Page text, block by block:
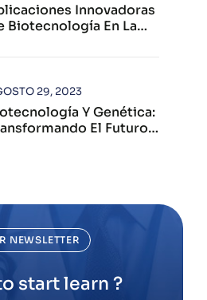
Innovadoras
Biotecnología En La
Y Genética:
El Futuro
29, 2023
NEWSLETTER
start learn ?